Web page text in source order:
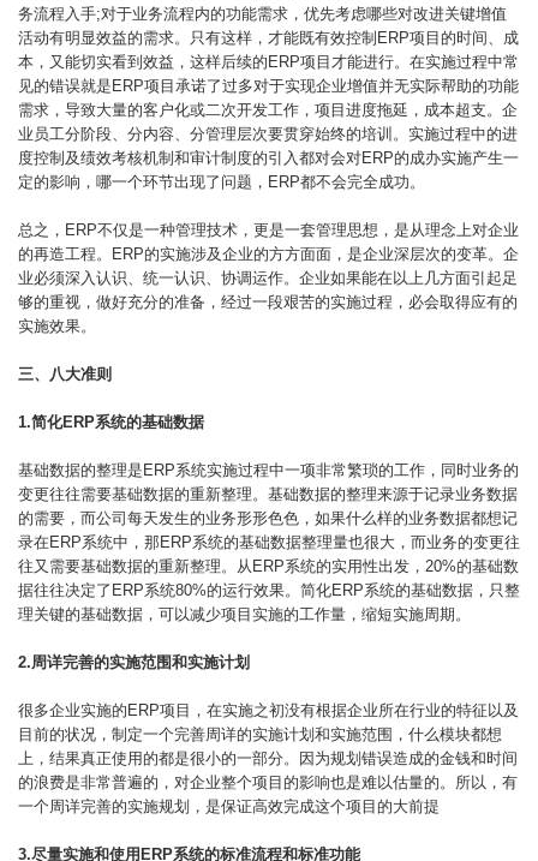
务流程入手;对于业务流程内的功能需求，优先考虑哪些对改进关键增值
活动有明显效益的需求。只有这样，才能既有效控制ERP项目的时间、成
本，又能切实看到效益，这样后续的ERP项目才能进行。在实施过程中常
见的错误就是ERP项目承诺了过多对于实现企业增值并无实际帮助的功能
需求，导致大量的客户化或二次开发工作，项目进度拖延，成本超支。企
业员工分阶段、分内容、分管理层次要贯穿始终的培训。实施过程中的进
度控制及绩效考核机制和审计制度的引入都对会对ERP的成办实施产生一
定的影响，哪一个环节出现了问题，ERP都不会完全成功。
总之，ERP不仅是一种管理技术，更是一套管理思想，是从理念上对企业
的再造工程。ERP的实施涉及企业的方方面面，是企业深层次的变革。企
业必须深入认识、统一认识、协调运作。企业如果能在以上几方面引起足
够的重视，做好充分的准备，经过一段艰苦的实施过程，必会取得应有的
实施效果。
三、八大准则
1.简化ERP系统的基础数据
基础数据的整理是ERP系统实施过程中一项非常繁琐的工作，同时业务的
变更往往需要基础数据的重新整理。基础数据的整理来源于记录业务数据
的需要，而公司每天发生的业务形形色色，如果什么样的业务数据都想记
录在ERP系统中，那ERP系统的基础数据整理量也很大，而业务的变更往
往又需要基础数据的重新整理。从ERP系统的实用性出发，20%的基础数
据往往决定了ERP系统80%的运行效果。简化ERP系统的基础数据，只整
理关键的基础数据，可以减少项目实施的工作量，缩短实施周期。
2.周详完善的实施范围和实施计划
很多企业实施的ERP项目，在实施之初没有根据企业所在行业的特征以及
目前的状况，制定一个完善周详的实施计划和实施范围，什么模块都想
上，结果真正使用的都是很小的一部分。因为规划错误造成的金钱和时间
的浪费是非常普遍的，对企业整个项目的影响也是难以估量的。所以，有
一个周详完善的实施规划，是保证高效完成这个项目的大前提
3.尽量实施和使用ERP系统的标准流程和标准功能